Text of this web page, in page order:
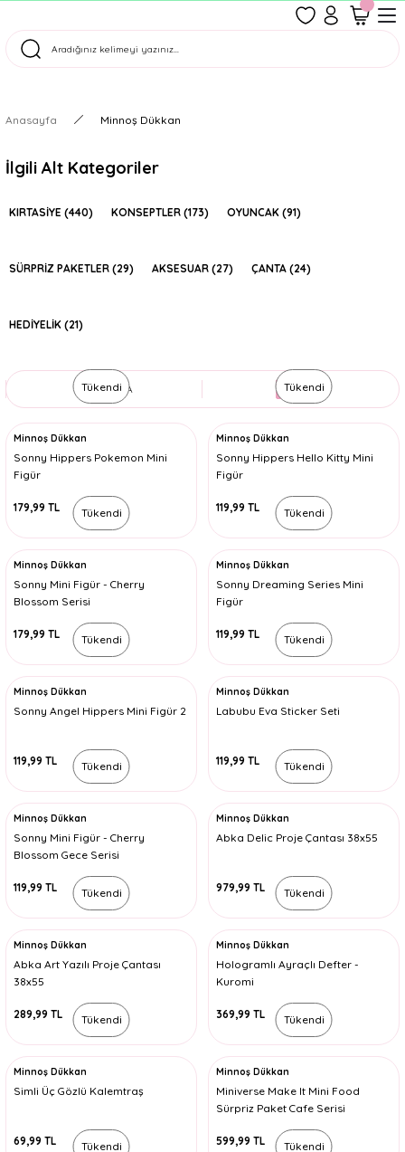
Tüm Siparişler Aynı Gün Kargoda!
Anasayfa Minnoş Dükkan
İlgili Alt Kategoriler
KIRTASİYE (440) KONSEPTLER (173) OYUNCAK (91)
SÜRPRİZ PAKETLER (29) AKSESUAR (27) ÇANTA (24)
HEDİYELİK (21)
SIRALA
Tükendi
Minnoş Dükkan
Sonny Hippers Pokemon Mini
Figür
179,99 TL
Tükendi
Minnoş Dükkan
Sonny Hippers Hello Kitty Mini
Figür
119,99 TL
Tükendi
Minnoş Dükkan
Sonny Mini Figür - Cherry
Blossom Serisi
179,99 TL
Tükendi
Minnoş Dükkan
Sonny Dreaming Series Mini
Figür
119,99 TL
Tükendi
Minnoş Dükkan
Sonny Angel Hippers Mini Figür 2
119,99 TL
Tükendi
Minnoş Dükkan
Labubu Eva Sticker Seti
119,99 TL
Tükendi
Minnoş Dükkan
Sonny Mini Figür - Cherry
Blossom Gece Serisi
119,99 TL
Tükendi
Minnoş Dükkan
Abka Delic Proje Çantası 38x55
979,99 TL
Tükendi
Minnoş Dükkan
Abka Art Yazılı Proje Çantası
38x55
289,99 TL
Tükendi
Minnoş Dükkan
Hologramlı Ayraçlı Defter -
Kuromi
369,99 TL
Tükendi
Minnoş Dükkan
Simli Üç Gözlü Kalemtraş
69,99 TL
Tükendi
Minnoş Dükkan
Miniverse Make It Mini Food
Sürpriz Paket Cafe Serisi
599,99 TL
Tükendi Tükendi